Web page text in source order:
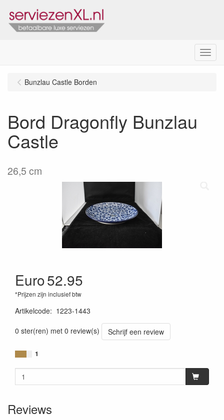
Menu
Bunzlau Castle Borden
Bord Dragonfly Bunzlau
Castle
26,5 cm
Euro52.95
*Prijzen zijn inclusief btw
Artikelcode: 1223-1443
0 ster(ren) met 0 review(s)
Schrijf een review
1
Reviews